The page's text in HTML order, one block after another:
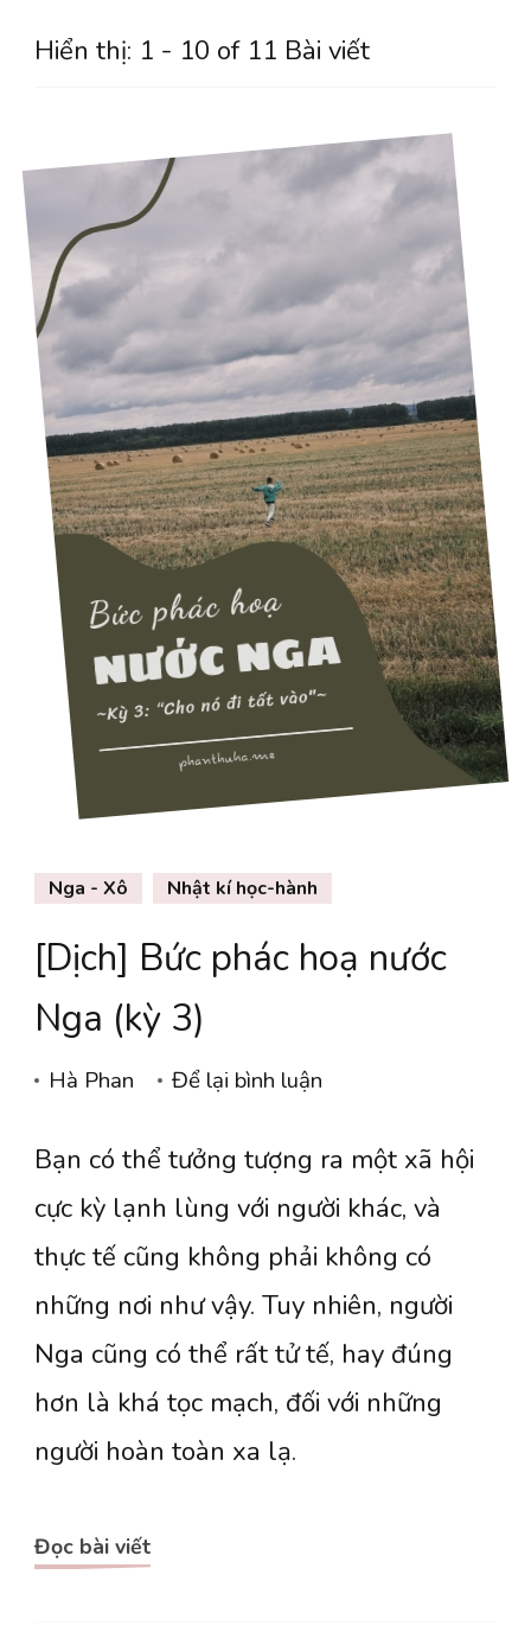
Hiển thị: 1 - 10 of 11 Bài viết
Nga - Xô Nhật kí học-hành
[Dịch] Bức phác hoạ nước
Nga (kỳ 3)
Hà Phan Để lại bình luận
Bức
phác
hoạ
Nga
(kỳ
3)
Bạn có thể tưởng tượng ra một xã hội
cực kỳ lạnh lùng với người khác, và
thực tế cũng không phải không có
những nơi như vậy. Tuy nhiên, người
Nga cũng có thể rất tử tế, hay đúng
hơn là khá tọc mạch, đối với những
người hoàn toàn xa lạ.
Đọc bài viết